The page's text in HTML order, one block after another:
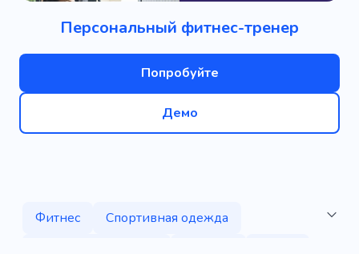
Персональный фитнес-тренер
Попробуйте
Демо
Фитнес
Спортивная одежда